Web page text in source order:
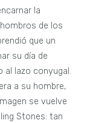
la
de los
que un
su día de
al lazo conyugal.
a su hombre,
se vuelve
Stones: tan